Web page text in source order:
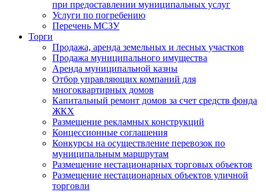
при предоставлении муниципальных услуг
Услуги по погребению
Перечень МСЗУ
Торги
Продажа, аренда земельных и лесных участков
Продажа муниципального имущества
Аренда муниципальной казны
Отбор управляющих компаний для
многоквартирных домов
Капитальный ремонт домов за счет средств фонда
ЖКХ
Размещение рекламных конструкций
Концессионные соглашения
Конкурсы на осуществление перевозок по
муниципальным маршрутам
Размещение нестационарных торговых объектов
Размещение нестационарных объектов уличной
торговли